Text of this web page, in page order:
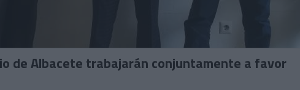
de Albacete trabajarán conjuntamente a favor